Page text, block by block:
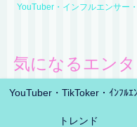
YouTuber・インフルエンサー
気になるエン
YouTuber・TikToker・ｲﾝﾌﾙｴ
トレンド